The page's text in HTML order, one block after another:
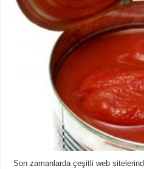
Son zamanlarda çeşitli web